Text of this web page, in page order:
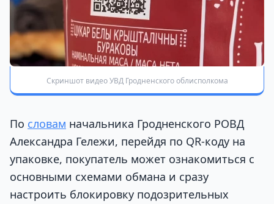
Скриншот видео УВД Гродненского облисполкома
По словам начальника Гродненского РОВД
Александра Гележи, перейдя по QR-коду на
упаковке, покупатель может ознакомиться с
основными схемами обмана и сразу
настроить блокировку подозрительных